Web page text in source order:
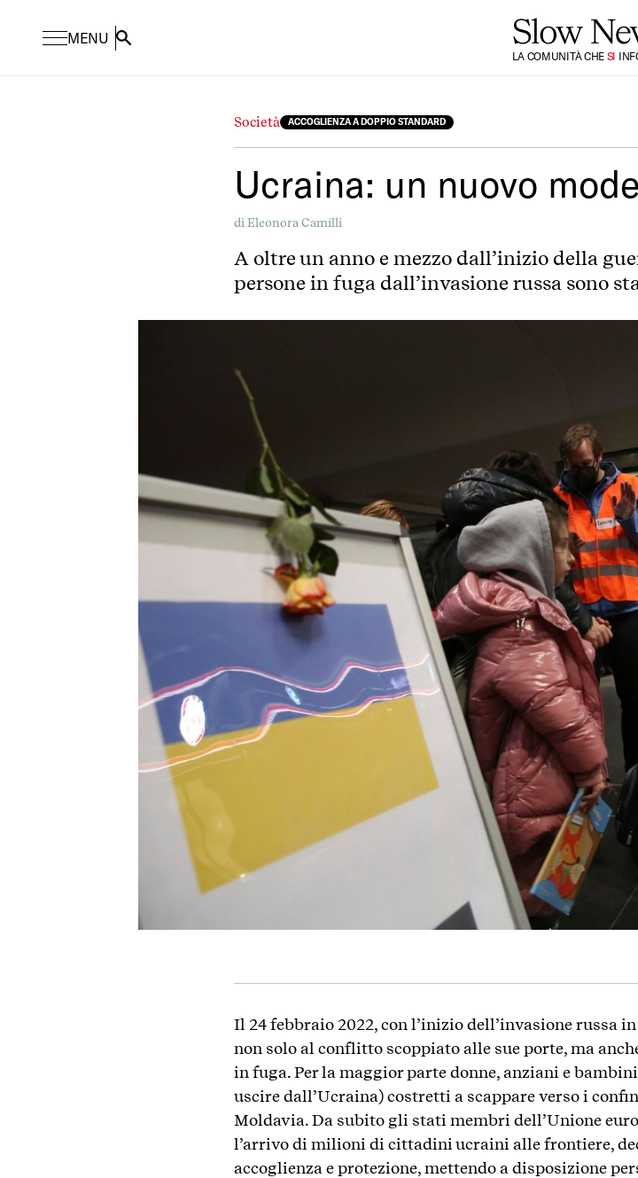
MENU Search
LA COMUNITÀ CHE TI
Società ACCOGLIENZA A DOPPIO STANDARD
Ucraina: un nuovo
di Eleonora Camilli
A oltre un anno e mezzo dall’inizio della
persone in fuga dall’invasione russa sono
Il 24 febbraio 2022, con l’inizio dell’invasione russa
non solo al conflitto scoppiato alle sue porte, ma
in fuga. Per la maggior parte donne, anziani e
uscire dall’Ucraina) costretti a scappare verso i
Moldavia. Da subito gli stati membri dell’Unione
l’arrivo di milioni di cittadini ucraini alle frontiere,
accoglienza e protezione, mettendo a disposizione